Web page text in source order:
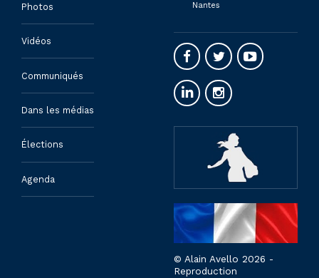
Photos
Vidéos
Communiqués
Dans les médias
Élections
Agenda
Nantes
© Alain Avello 2026 -
Reproduction